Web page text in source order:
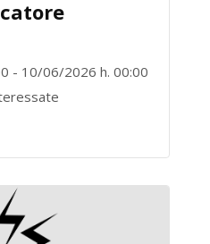
- 10/06/2026 h. 00:00